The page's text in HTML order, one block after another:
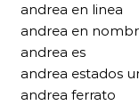
andrea en linea
andrea en
andrea es
andrea estados
andrea ferrato